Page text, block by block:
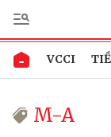
VCCI
M-A